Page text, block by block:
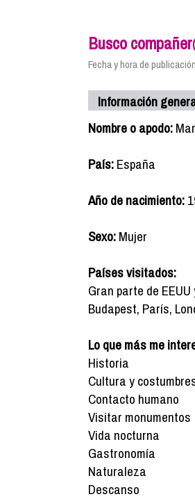
Busco
Fecha y hora de
Información
Nombre o apodo:
País:España
Año de nacimiento:
Sexo:Mujer
Países visitados:
Gran parte de
Budapest, París,
Lo que más me
Historia
Cultura y
Contacto humano
Visitar monumentos
Vida nocturna
Gastronomía
Naturaleza
Descanso